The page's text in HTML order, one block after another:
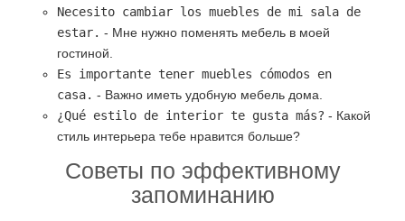
Necesito cambiar los muebles de mi sala de
estar. - Мне нужно поменять мебель в моей
гостиной.
Es importante tener muebles cómodos en
casa. - Важно иметь удобную мебель дома.
¿Qué estilo de interior te gusta más? - Какой
стиль интерьера тебе нравится больше?
Советы по эффективному
запоминанию